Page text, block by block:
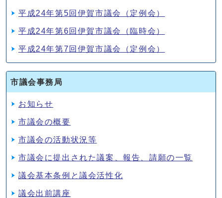
平成24年第5回伊賀市議会（定例会）
平成24年第6回伊賀市議会（臨時会）
平成24年第7回伊賀市議会（定例会）
市議会事務局
お知らせ
市議会の概要
市議会の活動状況等
市議会に提出された議案、報告、請願の一覧
議会基本条例と議会活性化
議会出前講座